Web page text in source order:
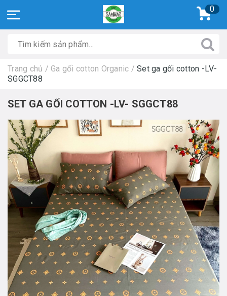
0
Trang chủ / Ga gối cotton Organic / Set ga gối cotton -LV-
SGGCT88
SET GA GỐI COTTON -LV- SGGCT88